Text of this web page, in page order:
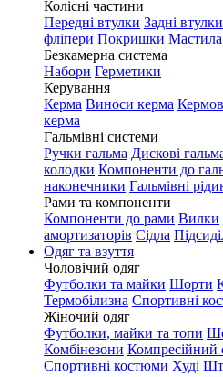
Колісні частини
Передні втулки Задні втулки
фліпери Покришки
Безкамерна система
Набори Герметики
Керування
Керма Виноси керма
керма
Гальмівні системи
Ручки гальма Дискові
колодки Компоненти до
наконечники Гальмівні
Рами та компоненти
Компоненти до рами Вилки
амортизаторів Сідла
Одяг та взуття
Чоловічий одяг
Футболки та майки Шорти
Термобілизна Спортивні
Жіночий одяг
Футболки, майки та топи
Комбінезони Компресійний
Спортивні костюми Худі